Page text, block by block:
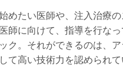
めたい医師や、注入治療
師に向けて、指導を行な
ク。それができるのは、
て高い技術力を認められ